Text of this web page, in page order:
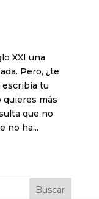
XXI una
Pero, ¿te
escribía tu
quieres más
que no
no ha...